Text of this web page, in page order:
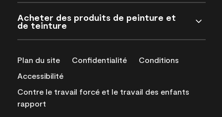
Acheter des produits de peinture et
de teinture
Plan du site Confidentialité
Conditions
Accessibilité
Contre le travail forcé et le travail des enfants
rapport